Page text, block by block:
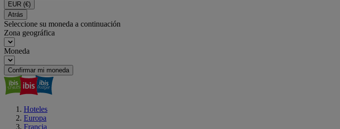
EUR (€)
Atrás
Seleccione su moneda a continuación
Zona geográfica
Moneda
Confirmar mi moneda
Hoteles
Europa
Francia